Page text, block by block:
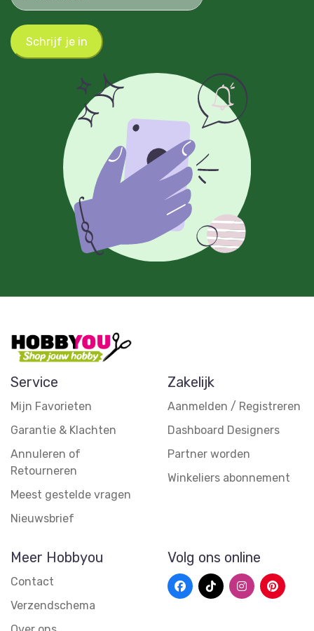
Schrijf je in
Service
Mijn Favorieten
Garantie & Klachten
Annuleren of
Retourneren
Meest gestelde vragen
Nieuwsbrief
Zakelijk
Aanmelden / Registreren
Dashboard Designers
Partner worden
Winkeliers abonnement
Meer Hobbyou
Contact
Verzendschema
Volg ons online